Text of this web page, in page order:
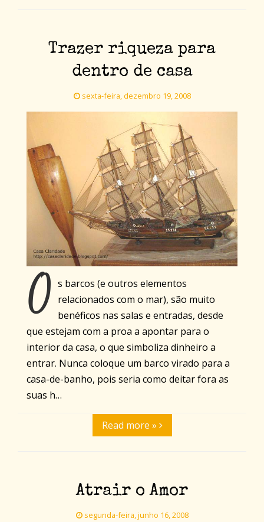
Trazer riqueza para
dentro de casa
sexta-feira, dezembro 19, 2008
O s barcos (e outros elementos
relacionados com o mar), são muito
benéficos nas salas e entradas, desde
que estejam com a proa a apontar para o
interior da casa, o que simboliza dinheiro a
entrar. Nunca coloque um barco virado para a
casa-de-banho, pois seria como deitar fora as
suas h…
Read more »
Atrair o Amor
segunda-feira, junho 16, 2008